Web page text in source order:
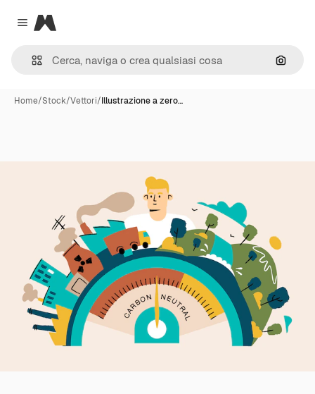
Close menu
Magnific
Cerca
Home/Stock/Vettori/Illustrazione a zero…